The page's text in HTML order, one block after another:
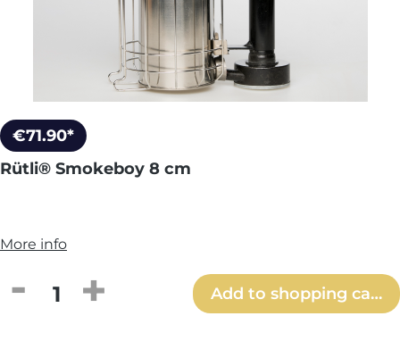
€71.90*
Rütli® Smokeboy 8 cm
More info
Product Quantity: Enter the desired
Add to shopping cart